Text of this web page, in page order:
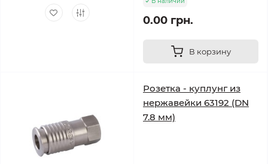
0.00 грн.
В корзину
Розетка - куплунг из
нержавейки 63192 (DN
7.8 мм)